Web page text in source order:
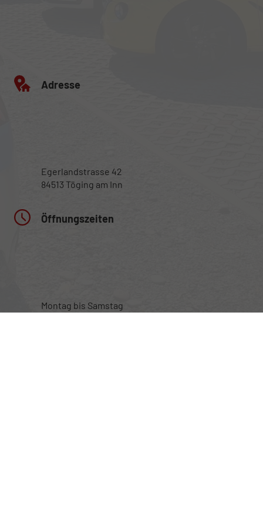
Adresse
Egerlandstrasse 42
84513 Töging am Inn
Öffnungszeiten
Montag bis Samstag